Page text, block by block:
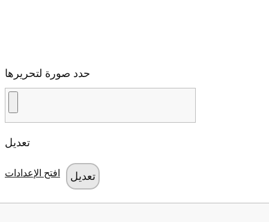
حدد صورة لتحريرها
تعديل
افتح الإعدادات